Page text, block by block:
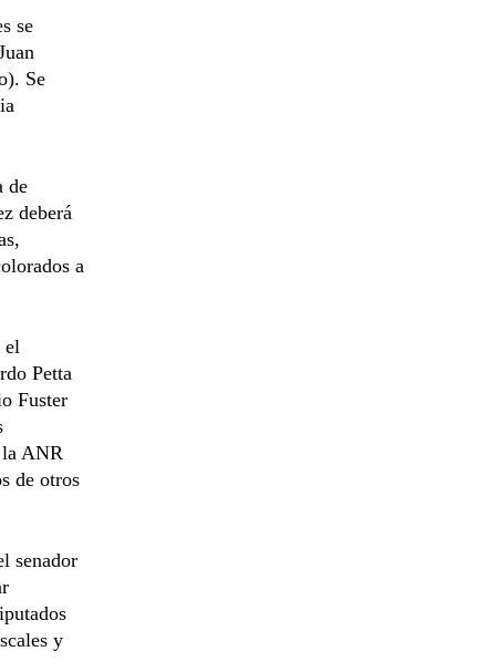
se
Se
de
deberá
a
el
Petta
Fuster
la ANR
de otros
senador
y